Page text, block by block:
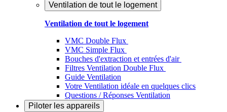
Ventilation de tout le logement
Ventilation de tout le logement
VMC Double Flux
VMC Simple Flux
Bouches d'extraction et entrées d'air
Filtres Ventilation Double Flux
Guide Ventilation
Votre Ventilation idéale en quelques clics
Questions / Réponses Ventilation
Piloter les appareils